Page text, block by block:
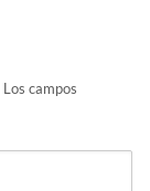
Los campos